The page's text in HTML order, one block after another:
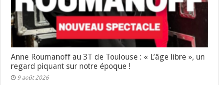
Anne Roumanoff au 3T de Toulouse : « L’âge libre », un
regard piquant sur notre époque !
9 août 2026